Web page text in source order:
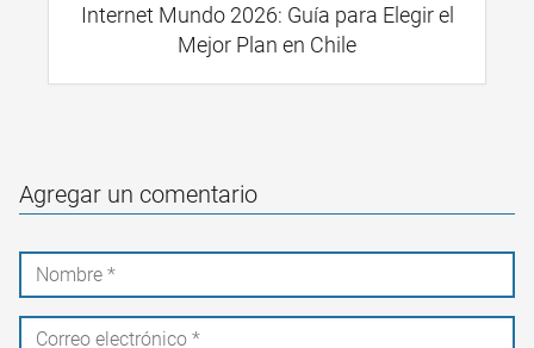
Internet Mundo 2026: Guía para Elegir el
Mejor Plan en Chile
Agregar un comentario